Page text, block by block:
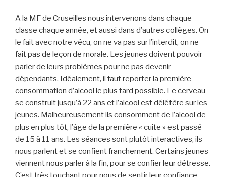
A la MF de Cruseilles nous intervenons dans chaque
classe chaque année, et aussi dans d’autres collèges. On
le fait avec notre vécu, on ne va pas sur l’interdit, on ne
fait pas de leçon de morale. Les jeunes doivent pouvoir
parler de leurs problèmes pour ne pas devenir
dépendants. Idéalement, il faut reporter la première
consommation d’alcool le plus tard possible. Le cerveau
se construit jusqu’à 22 ans et l’alcool est délétère sur les
jeunes. Malheureusement ils consomment de l’alcool de
plus en plus tôt, l’âge de la première « cuite » est passé
de 15 à 11 ans. Les séances sont plutôt interactives, ils
nous parlent et se confient franchement. Certains jeunes
viennent nous parler à la fin, pour se confier leur détresse.